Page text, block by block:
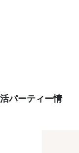
パーティー情